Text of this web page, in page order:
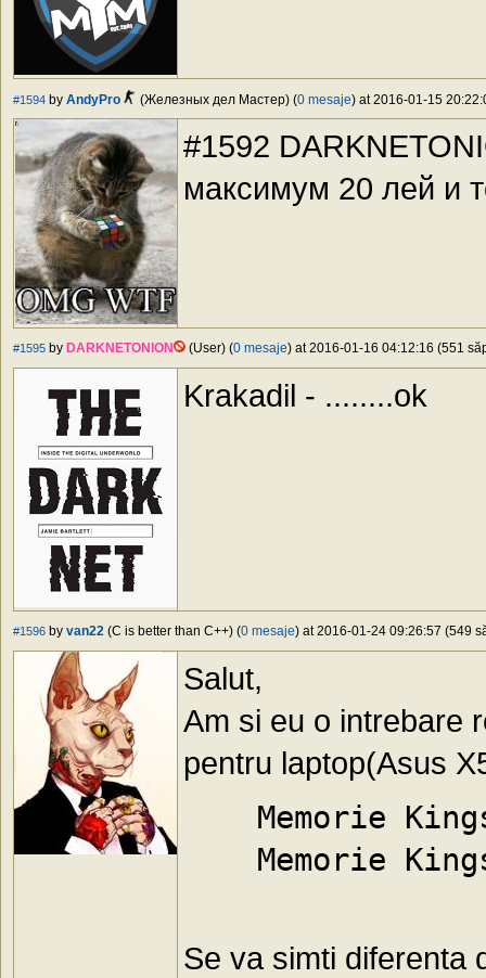
#1594 by AndyPro (Железных дел Мастер) (0 mesaje) at 2016-01-15
#1592
максимум 20 лей и
#1595 by DARKNETONION (User) (0 mesaje) at 2016-01-16 04:12:16 (551
Krakadil - ........ok
#1596 by van22 (C is better than C++) (0 mesaje) at 2016-01-24 09:26:57 (549
Salut,
Am si eu o intrebare
pentru laptop(Asus
Memorie
Memorie
Se va simti diferenta